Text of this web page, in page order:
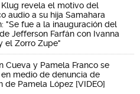
Klug revela el motivo del
audio a su hija Samahara
"Se fue a la inauguración del
Jefferson Farfán con Ivanna
el Zorro Zupe"
Cueva y Pamela Franco se
en medio de denuncia de
de Pamela López [VIDEO]